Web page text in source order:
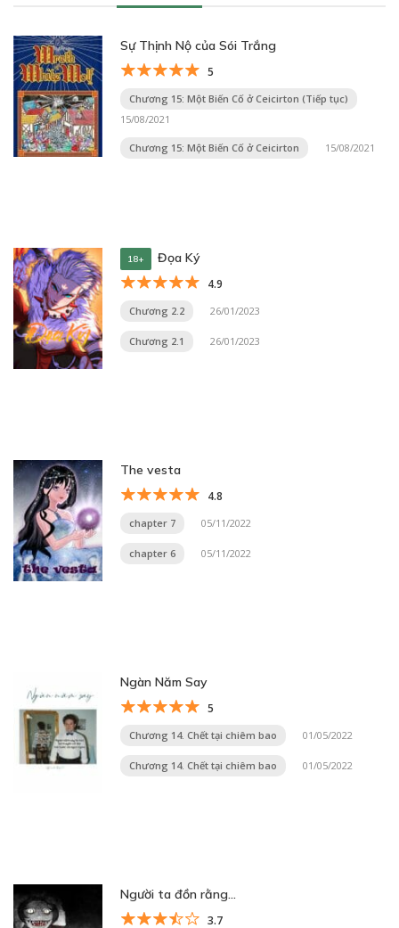
Sự Thịnh Nộ của Sói Trắng
5
Chương 15: Một Biến Cố ở Ceicirton (Tiếp tục)
15/08/2021
Chương 15: Một Biến Cố ở Ceicirton 15/08/2021
18+ Đọa Ký
4.9
Chương 2.2 26/01/2023
Chương 2.1 26/01/2023
The vesta
4.8
chapter 7 05/11/2022
chapter 6 05/11/2022
Ngàn Năm Say
5
Chương 14. Chết tại chiêm bao 01/05/2022
Chương 14. Chết tại chiêm bao 01/05/2022
Người ta đồn rằng…
3.7